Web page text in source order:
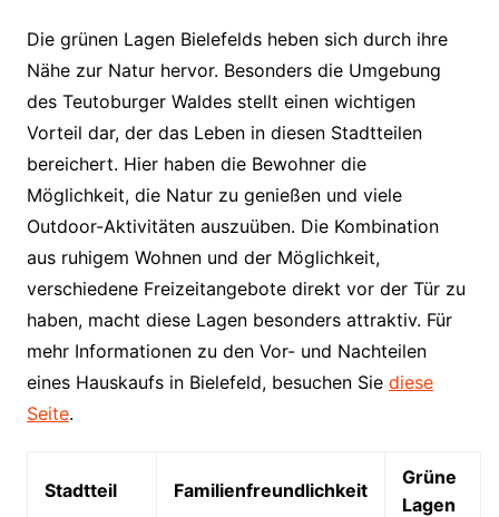
Die grünen Lagen Bielefelds heben sich durch ihre
Nähe zur Natur hervor. Besonders die Umgebung
des Teutoburger Waldes stellt einen wichtigen
Vorteil dar, der das Leben in diesen Stadtteilen
bereichert. Hier haben die Bewohner die
Möglichkeit, die Natur zu genießen und viele
Outdoor-Aktivitäten auszuüben. Die Kombination
aus ruhigem Wohnen und der Möglichkeit,
verschiedene Freizeitangebote direkt vor der Tür zu
haben, macht diese Lagen besonders attraktiv. Für
mehr Informationen zu den Vor- und Nachteilen
eines Hauskaufs in Bielefeld, besuchen Sie diese
Seite.
Stadtteil Familienfreundlichkeit
Grüne
Lagen